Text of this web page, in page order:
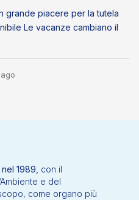
grande piacere per la tutela
Le vacanze cambiano il
1989, con il
e del
come organo più